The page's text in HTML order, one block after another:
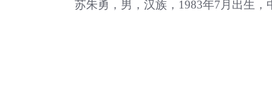
苏朱勇，男，汉族，1983年7月出生